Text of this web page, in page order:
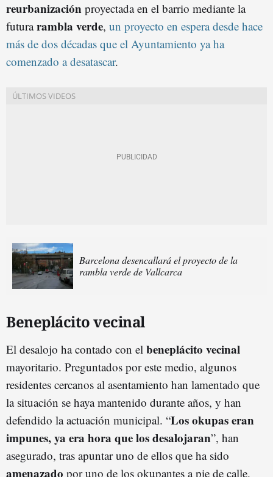
reurbanización proyectada en el barrio mediante la
futurarambla verde, un proyecto en espera desde hace
más de dos décadas que el Ayuntamiento ya ha
comenzado a desatascar.
Barcelona desencallará el proyecto de la
rambla verde de Vallcarca
Beneplácito vecinal
El desalojo ha contado con el beneplácito vecinal
mayoritario. Preguntados por este medio, algunos
residentes cercanos al asentamiento han lamentado que
la situación se haya mantenido durante años, y han
defendido la actuación municipal. “Los okupas eran
impunes, ya era hora que los desalojaran”, han
asegurado, tras apuntar uno de ellos que ha sido
amenazado por uno de los okupantes a pie de calle.